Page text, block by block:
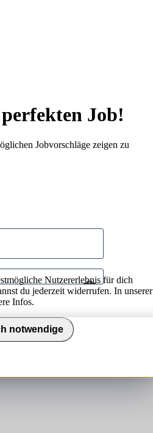
Job!
Jobvorschläge zeigen zu
Nutzererlebnis für dich
du jederzeit widerrufen. In unserer
Infos.
notwendige